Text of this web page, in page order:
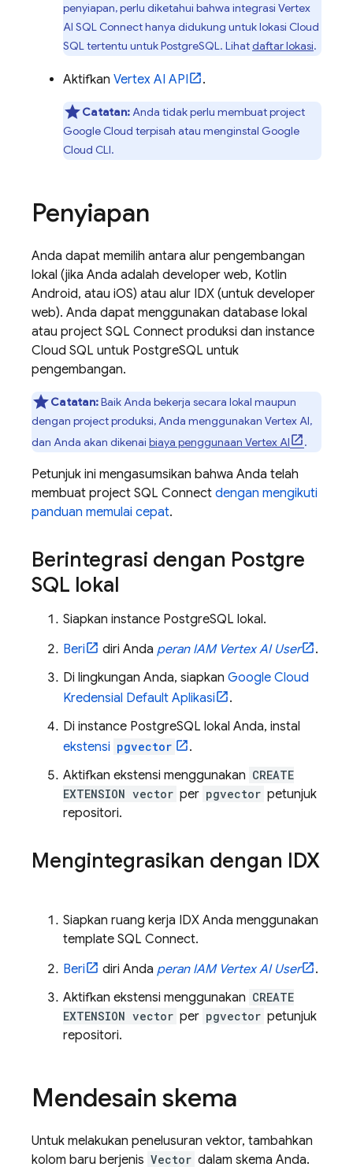
penyiapan, perlu diketahui bahwa integrasi Vertex
AI SQL Connecthanya didukung untuk lokasi Cloud
SQLtertentu untuk PostgreSQL. Lihatdaftar lokasi.
Aktifkan Vertex AI API .
Catatan:Anda tidak perlu membuat project
Google Cloud terpisah atau menginstal Google
Cloud CLI.
Penyiapan
Anda dapat memilih antara alur pengembangan
lokal (jika Anda adalah developer web, Kotlin
Android, atau iOS) atau alur IDX (untuk developer
web). Anda dapat menggunakan database lokal
atau project SQL Connect produksi dan instance
Cloud SQL untuk PostgreSQL untuk
pengembangan.
Catatan:Baik Anda bekerja secara lokal maupun
dengan project produksi, Anda menggunakan Vertex AI,
dan Anda akan dikenai biaya penggunaan Vertex AI .
Petunjuk ini mengasumsikan bahwa Anda telah
membuat project SQL Connect dengan mengikuti
panduan memulai cepat.
Berintegrasi dengan Postgre
SQL lokal
Siapkan instance PostgreSQL lokal.
Beri
diri Anda peran IAM Vertex AI User
.
Di lingkungan Anda, siapkan Google Cloud
Kredensial Default Aplikasi
.
Di instance PostgreSQL lokal Anda, instal
ekstensi pgvector
.
Aktifkan ekstensi menggunakan CREATE
EXTENSION vector per pgvector petunjuk
repositori.
Mengintegrasikan dengan IDX
Siapkan ruang kerja IDX Anda menggunakan
template SQL Connect.
Beri
diri Anda peran IAM Vertex AI User
.
Aktifkan ekstensi menggunakan CREATE
EXTENSION vector per pgvector petunjuk
repositori.
Mendesain skema
Untuk melakukan penelusuran vektor, tambahkan
kolom baru berjenis Vector dalam skema Anda.